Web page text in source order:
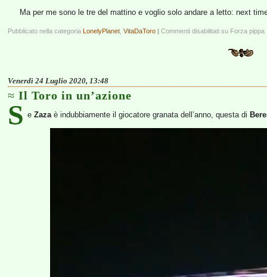
Ma per me sono le tre del mattino e voglio solo andare a letto: next
Pubblicato nella categoria LonelyPlanet VitaDaToro | Commenti disabilitati su Forza pippa
Venerdì 24 Luglio 2020, 13:48
Il Toro in un’azione
S e Zazaè indubbiamente il giocatore granata dell’anno, questa di